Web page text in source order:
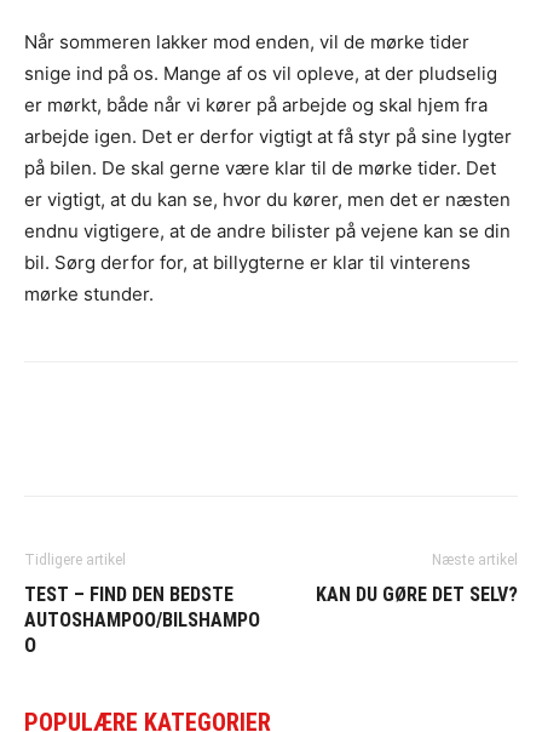
Når sommeren lakker mod enden, vil de mørke tider
snige ind på os. Mange af os vil opleve, at der pludselig
er mørkt, både når vi kører på arbejde og skal hjem fra
arbejde igen. Det er derfor vigtigt at få styr på sine lygter
på bilen. De skal gerne være klar til de mørke tider. Det
er vigtigt, at du kan se, hvor du kører, men det er næsten
endnu vigtigere, at de andre bilister på vejene kan se din
bil. Sørg derfor for, at billygterne er klar til vinterens
mørke stunder.
Tidligere artikel
TEST – FIND DEN BEDSTE
AUTOSHAMPOO/BILSHAMPO
O
Næste artikel
KAN DU GØRE DET SELV?
POPULÆRE KATEGORIER